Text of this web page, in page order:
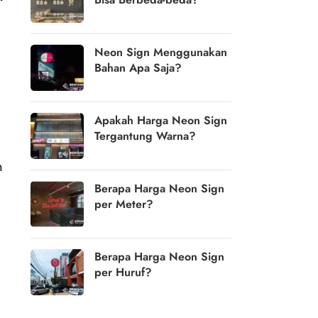
Neon Sign Menggunakan
Bahan Apa Saja?
Apakah Harga Neon Sign
Tergantung Warna?
Berapa Harga Neon Sign
per Meter?
Berapa Harga Neon Sign
per Huruf?